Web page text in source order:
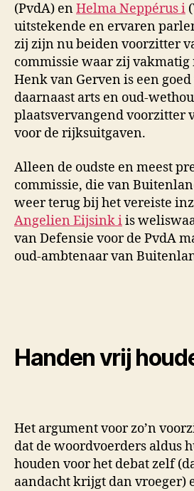
(PvdA) enHelma Neppérusi
uitstekende en ervaren
zij zijn nu beiden voorzitter
commissie waar zij
Henk van Gervenis een
daarnaast arts en oud-
plaatsvervangend voorzitter
voor de rijksuitgaven.
Alleen de oudste en meest
commissie, die van
weer terug bij het vereiste
Angelien Eijsinkiis
van Defensie voor de PvdA
oud-ambtenaar van
Handen vrij
Het argument voor zo’n
dat de woordvoerders aldus
houden voor het debat zelf
aandacht krijgt dan vroeger)